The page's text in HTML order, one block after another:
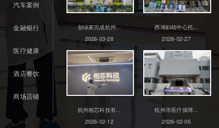
汽车案例
金融银行
医疗健康
酒店餐饮
商场店铺
创绿家完成杭州...
2026-03-28
西湖妇幼中心托...
2026-02-27
杭州相芯科技有...
2026-02-12
杭州市医疗保障...
2026-02-05